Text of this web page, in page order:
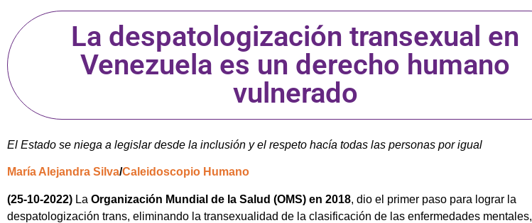
La despatologización transexual en
Venezuela es un derecho humano
vulnerado
El Estado se niega a legislar desde la inclusión y el respeto hacía todas las personas por igual
María Alejandra Silva/Caleidoscopio Humano
(25-10-2022) La Organización Mundial de la Salud (OMS) en 2018, dio el primer paso para lograr la
despatologización trans, eliminando la transexualidad de la clasificación de las enfermedades mentales,